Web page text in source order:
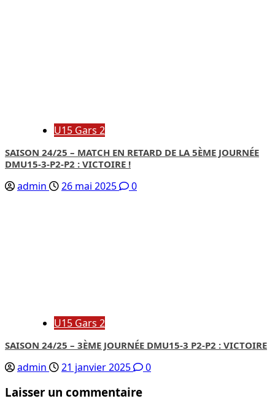
U15 Gars 2
SAISON 24/25 – MATCH EN RETARD DE LA 5ÈME JOURNÉE
DMU15-3-P2-P2 : VICTOIRE !
admin 26 mai 2025 0
U15 Gars 2
SAISON 24/25 – 3ÈME JOURNÉE DMU15-3 P2-P2 : VICTOIRE
admin 21 janvier 2025 0
Laisser un commentaire